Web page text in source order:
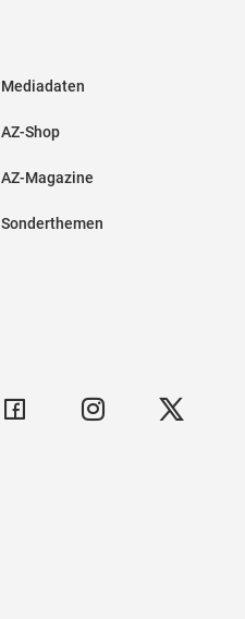
Mediadaten
AZ-Shop
AZ-Magazine
Sonderthemen